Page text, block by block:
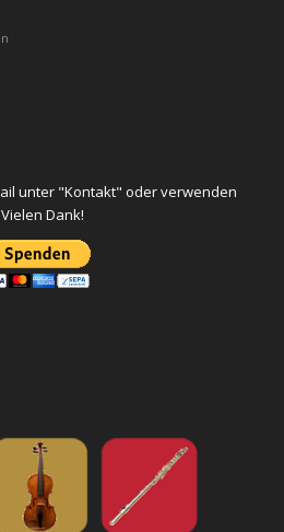
unter "Kontakt" oder verwenden
Dank!